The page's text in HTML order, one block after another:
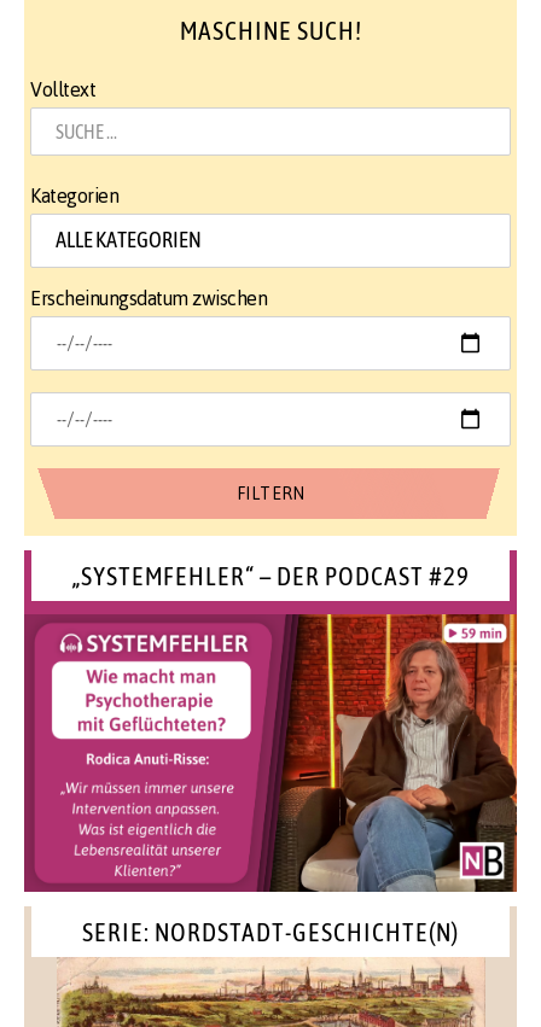
MASCHINE SUCH!
Volltext
Kategorien
Erscheinungsdatum zwischen
„SYSTEMFEHLER“ – DER PODCAST #29
SERIE: NORDSTADT-GESCHICHTE(N)